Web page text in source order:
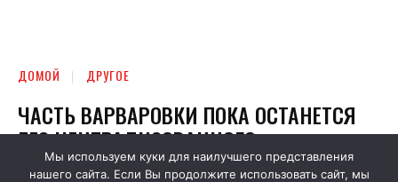
Мы используем куки для наилучшего представления
нашего сайта. Если Вы продолжите использовать сайт, мы